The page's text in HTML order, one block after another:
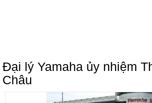
Đại lý Yamaha ủy nhiệm
Châu